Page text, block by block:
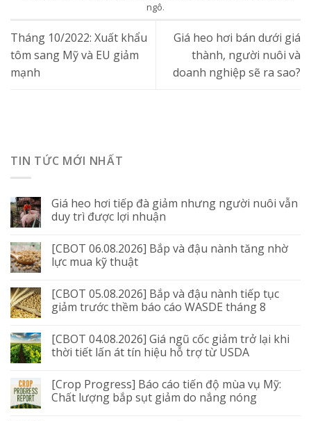
ngô.
Tháng 10/2022: Xuất khẩu
tôm sang Mỹ và EU giảm
mạnh
Giá heo hơi bán dưới giá
thành, người nuôi và
doanh nghiệp sẽ ra sao?
TIN TỨC MỚI NHẤT
Giá heo hơi tiếp đà giảm nhưng người nuôi vẫn
duy trì được lợi nhuận
[CBOT 06.08.2026] Bắp và đậu nành tăng nhờ
lực mua kỹ thuật
[CBOT 05.08.2026] Bắp và đậu nành tiếp tục
giảm trước thềm báo cáo WASDE tháng 8
[CBOT 04.08.2026] Giá ngũ cốc giảm trở lại khi
thời tiết lấn át tín hiệu hỗ trợ từ USDA
[Crop Progress] Báo cáo tiến độ mùa vụ Mỹ:
Chất lượng bắp sụt giảm do nắng nóng